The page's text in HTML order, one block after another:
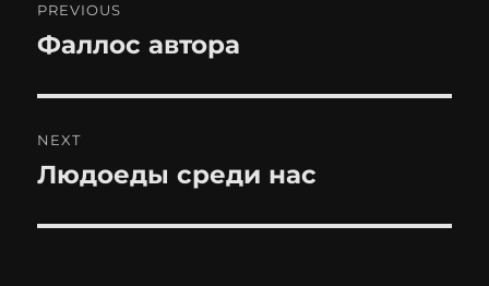
navigation
PREVIOUS
Previous
Фаллос автора
NEXT
Next
Людоеды среди нас